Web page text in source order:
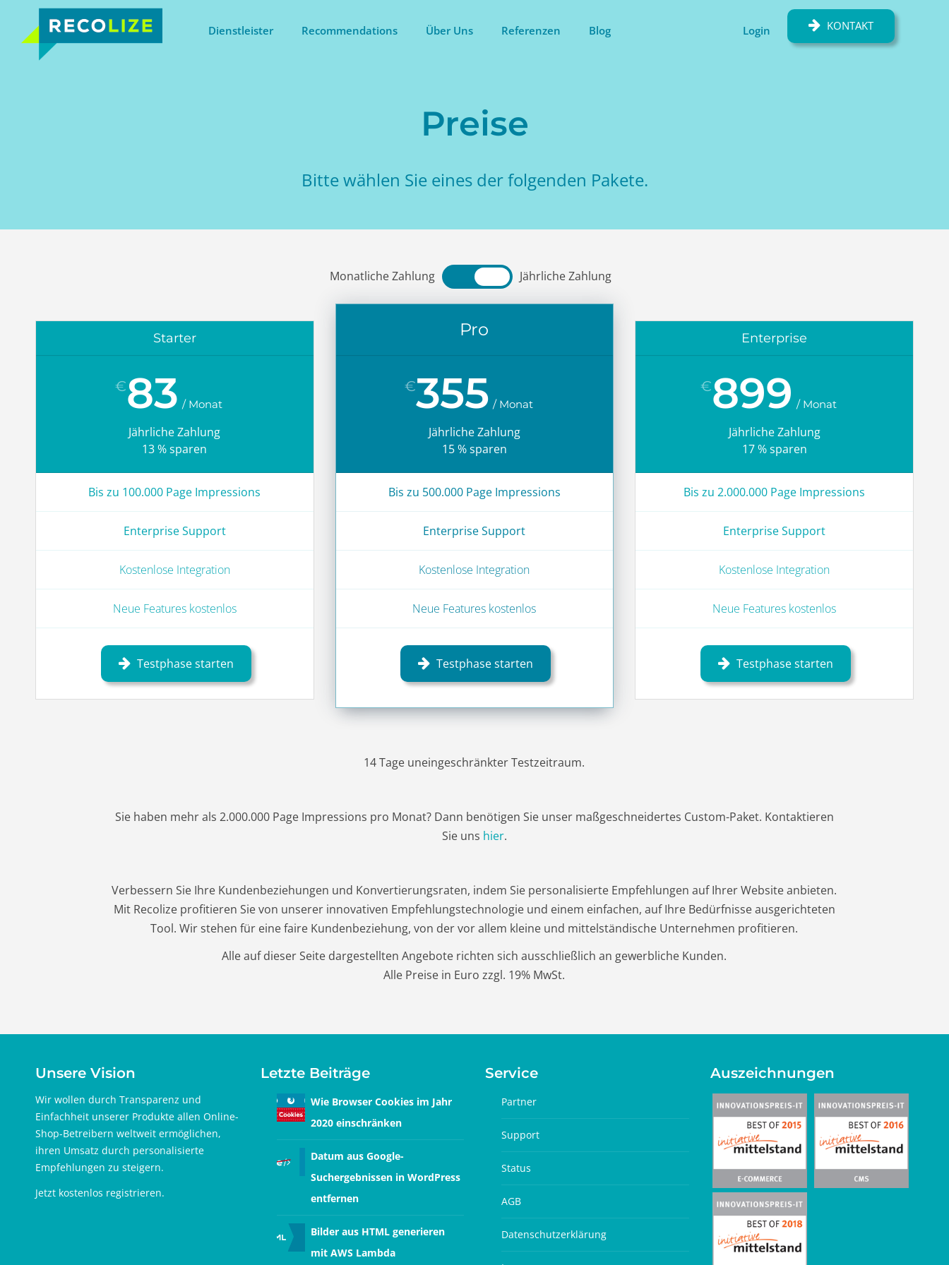
Dienstleister Recommendations Über Uns Referenzen Blog Login KONTAKT
Preise
Bitte wählen Sie eines der folgenden Pakete.
Monatliche Zahlung Jährliche Zahlung
Starter
€83
Jährliche Zahlung
13 % sparen
Bis zu 100.000 Page Impressions
Enterprise Support
Kostenlose Integration
Neue Features kostenlos
Testphase starten
Pro
€355
Jährliche Zahlung
15 % sparen
Bis zu 500.000 Page Impressions
Enterprise Support
Kostenlose Integration
Neue Features kostenlos
Testphase starten
Enterprise
€899
Jährliche Zahlung
17 % sparen
Bis zu 2.000.000 Page Impressions
Enterprise Support
Kostenlose Integration
Neue Features kostenlos
Testphase starten
14 Tage uneingeschränkter Testzeitraum.
Sie haben mehr als 2.000.000 Page Impressions pro Monat? Dann benötigen Sie unser maßgeschneidertes Custom-Paket. Kontaktieren
Sie uns hier.
Verbessern Sie Ihre Kundenbeziehungen und Konvertierungsraten, indem Sie personalisierte Empfehlungen auf Ihrer Website anbieten.
Mit Recolize profitieren Sie von unserer innovativen Empfehlungstechnologie und einem einfachen, auf Ihre Bedürfnisse ausgerichteten
Tool. Wir stehen für eine faire Kundenbeziehung, von der vor allem kleine und mittelständische Unternehmen profitieren.
Alle auf dieser Seite dargestellten Angebote richten sich ausschließlich an gewerbliche Kunden.
Alle Preise in Euro zzgl. 19% MwSt.
Unsere Vision
Wir wollen durch Transparenz und
Einfachheit unserer Produkte allen Online-
Shop-Betreibern weltweit ermöglichen,
ihren Umsatz durch personalisierte
Empfehlungen zu steigern.
Jetzt kostenlos registrieren.
Letzte Beiträge
Wie Browser Cookies im Jahr
2020 einschränken
Datum aus Google-
Suchergebnissen in WordPress
entfernen
Bilder aus HTML generieren
mit AWS Lambda
Service
Partner
Support
Status
AGB
Datenschutzerklärung
Auszeichnungen